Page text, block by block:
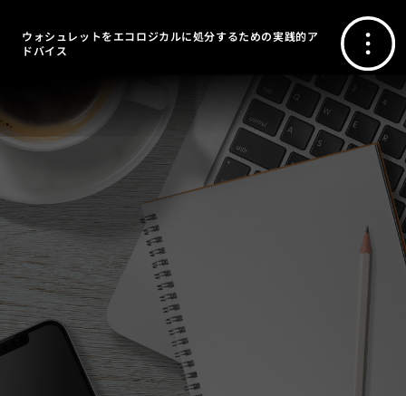
ウォシュレットをエコロジカルに処分するための実践的ア
ドバイス